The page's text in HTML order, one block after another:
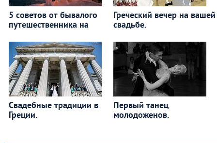
5 советов от бывалого
путешественника на
Греческий вечер на вашей
свадьбе.
Свадебные традиции в
Греции.
Первый танец
молодоженов.